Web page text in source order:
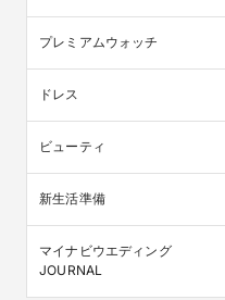
プレミアムウォッチ
ドレス
ビューティ
新生活準備
マイナビウエディング
JOURNAL